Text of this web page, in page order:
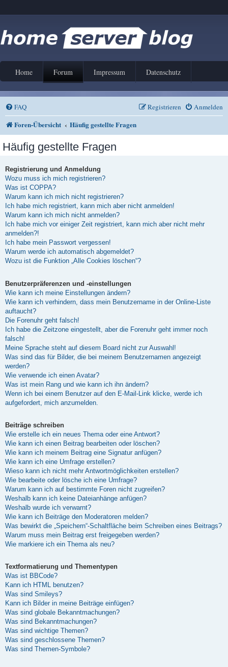
Home Forum Impressum Datenschutz
FAQ Anmelden
Registrieren
Foren-Übersicht Häufig gestellte Fragen
Häufig gestellte Fragen
Registrierung und Anmeldung
Wozu muss ich mich registrieren?
Was ist COPPA?
Warum kann ich mich nicht registrieren?
Ich habe mich registriert, kann mich aber nicht anmelden!
Warum kann ich mich nicht anmelden?
Ich habe mich vor einiger Zeit registriert, kann mich aber nicht mehr
anmelden?!
Ich habe mein Passwort vergessen!
Warum werde ich automatisch abgemeldet?
Wozu ist die Funktion „Alle Cookies löschen“?
Benutzerpräferenzen und -einstellungen
Wie kann ich meine Einstellungen ändern?
Wie kann ich verhindern, dass mein Benutzername in der Online-Liste
auftaucht?
Die Forenuhr geht falsch!
Ich habe die Zeitzone eingestellt, aber die Forenuhr geht immer noch
falsch!
Meine Sprache steht auf diesem Board nicht zur Auswahl!
Was sind das für Bilder, die bei meinem Benutzernamen angezeigt
werden?
Wie verwende ich einen Avatar?
Was ist mein Rang und wie kann ich ihn ändern?
Wenn ich bei einem Benutzer auf den E-Mail-Link klicke, werde ich
aufgefordert, mich anzumelden.
Beiträge schreiben
Wie erstelle ich ein neues Thema oder eine Antwort?
Wie kann ich einen Beitrag bearbeiten oder löschen?
Wie kann ich meinem Beitrag eine Signatur anfügen?
Wie kann ich eine Umfrage erstellen?
Wieso kann ich nicht mehr Antwortmöglichkeiten erstellen?
Wie bearbeite oder lösche ich eine Umfrage?
Warum kann ich auf bestimmte Foren nicht zugreifen?
Weshalb kann ich keine Dateianhänge anfügen?
Weshalb wurde ich verwarnt?
Wie kann ich Beiträge den Moderatoren melden?
Was bewirkt die „Speichern“-Schaltfläche beim Schreiben eines Beitrags?
Warum muss mein Beitrag erst freigegeben werden?
Wie markiere ich ein Thema als neu?
Textformatierung und Thementypen
Was ist BBCode?
Kann ich HTML benutzen?
Was sind Smileys?
Kann ich Bilder in meine Beiträge einfügen?
Was sind globale Bekanntmachungen?
Was sind Bekanntmachungen?
Was sind wichtige Themen?
Was sind geschlossene Themen?
Was sind Themen-Symbole?